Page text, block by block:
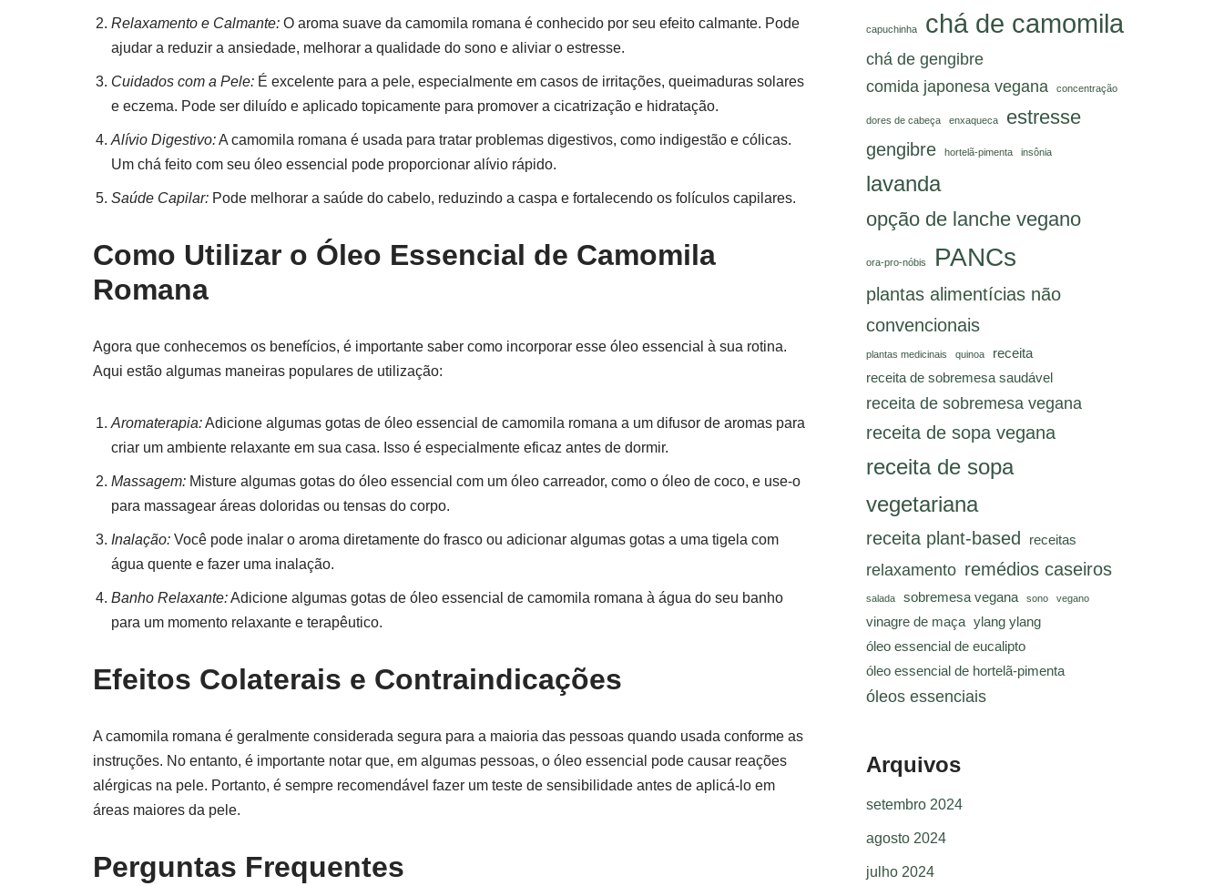
Relaxamento e Calmante: O aroma suave da camomila romana é conhecido por seu efeito calmante. Pode
ajudar a reduzir a ansiedade, melhorar a qualidade do sono e aliviar o estresse.
Cuidados com a Pele: É excelente para a pele, especialmente em casos de irritações, queimaduras solares
e eczema. Pode ser diluído e aplicado topicamente para promover a cicatrização e hidratação.
Alívio Digestivo:A camomila romana é usada para tratar problemas digestivos, como indigestão e cólicas.
Um chá feito com seu óleo essencial pode proporcionar alívio rápido.
Saúde Capilar: Pode melhorar a saúde do cabelo, reduzindo a caspa e fortalecendo os folículos capilares.
Como Utilizar o Óleo Essencial de Camomila
Romana
Agora que conhecemos os benefícios, é importante saber como incorporar esse óleo essencial à sua rotina.
Aqui estão algumas maneiras populares de utilização:
Aromaterapia:Adicione algumas gotas de óleo essencial de camomila romana a um difusor de aromas para
criar um ambiente relaxante em sua casa. Isso é especialmente eficaz antes de dormir.
Massagem: Misture algumas gotas do óleo essencial com um óleo carreador, como o óleo de coco, e use-o
para massagear áreas doloridas ou tensas do corpo.
Inalação: Você pode inalar o aroma diretamente do frasco ou adicionar algumas gotas a uma tigela com
água quente e fazer uma inalação.
Banho Relaxante:Adicione algumas gotas de óleo essencial de camomila romana à água do seu banho
para um momento relaxante e terapêutico.
Efeitos Colaterais e Contraindicações
A camomila romana é geralmente considerada segura para a maioria das pessoas quando usada conforme as
instruções. No entanto, é importante notar que, em algumas pessoas, o óleo essencial pode causar reações
alérgicas na pele. Portanto, é sempre recomendável fazer um teste de sensibilidade antes de aplicá-lo em
áreas maiores da pele.
Perguntas Frequentes
capuchinha chá de camomila
chá de gengibre
comida japonesa vegana
concentração
dores de cabeça enxaqueca estresse
gengibre hortelã-pimenta insônia
lavanda
opção de lanche vegano
ora-pro-nóbis PANCs
plantas alimentícias não
convencionais
plantas medicinais quinoa
receita
receita de sobremesa saudável
receita de sobremesa vegana
receita de sopa vegana
receita de sopa
vegetariana
receita plant-based receitas
relaxamento remédios caseiros
salada sobremesa vegana sono vegano
vinagre de maça ylang ylang
óleo essencial de eucalipto
óleo essencial de hortelã-pimenta
óleos essenciais
Arquivos
setembro 2024
agosto 2024
julho 2024